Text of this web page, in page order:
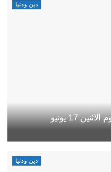
دين ودنيا
17 يونيو
دين ودنيا